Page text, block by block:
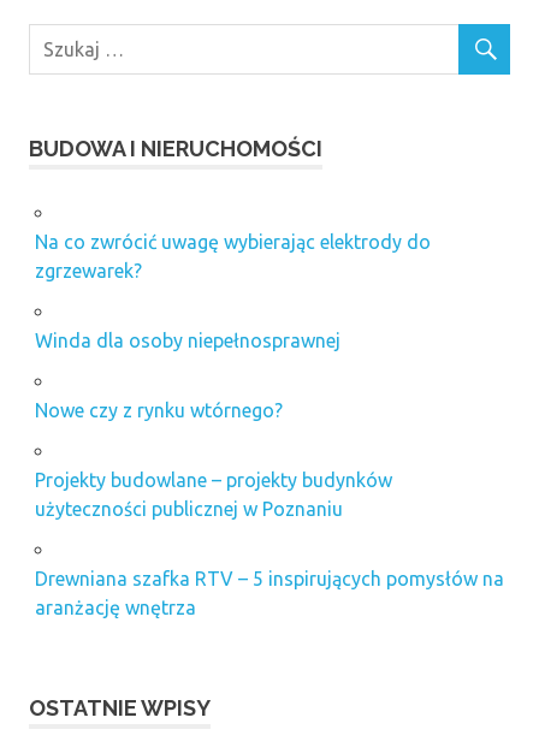
BUDOWA I NIERUCHOMOŚCI
Na co zwrócić uwagę wybierając elektrody do
zgrzewarek?
Winda dla osoby niepełnosprawnej
Nowe czy z rynku wtórnego?
Projekty budowlane – projekty budynków
użyteczności publicznej w Poznaniu
Drewniana szafka RTV – 5 inspirujących pomysłów na
aranżację wnętrza
OSTATNIE WPISY